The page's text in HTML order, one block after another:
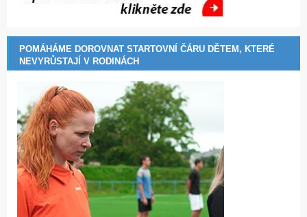
POMÁHÁME DOROVNAT STARTOVNÍ ČÁRU DĚTEM, KTERÉ
NEVYRŮSTAJÍ V RODINÁCH